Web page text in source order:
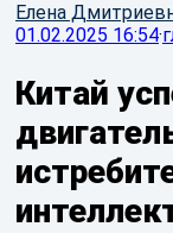
Елена
01.02.2025 16:54·
Китай